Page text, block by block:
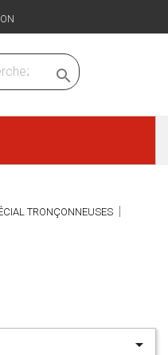

TRONÇONNEUSES
